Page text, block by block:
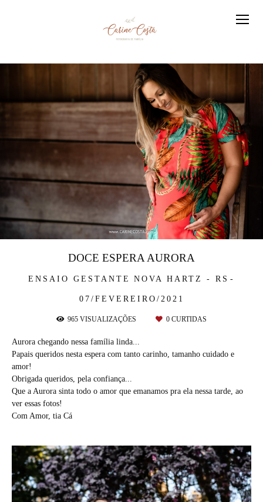
ENSAIO GESTANTE NOVA HARTZ - RS
07/FEVEREIRO/2021
DOCE ESPERA AURORA
965 VISUALIZAÇÕES 0 CURTIDAS
Aurora chegando nessa família linda...
Papais queridos nesta espera com tanto carinho, tamanho cuidado e
amor!
Obrigada queridos, pela confiança...
Que a Aurora sinta todo o amor que emanamos pra ela nessa tarde, ao
ver essas fotos!
Com Amor, tia Cá